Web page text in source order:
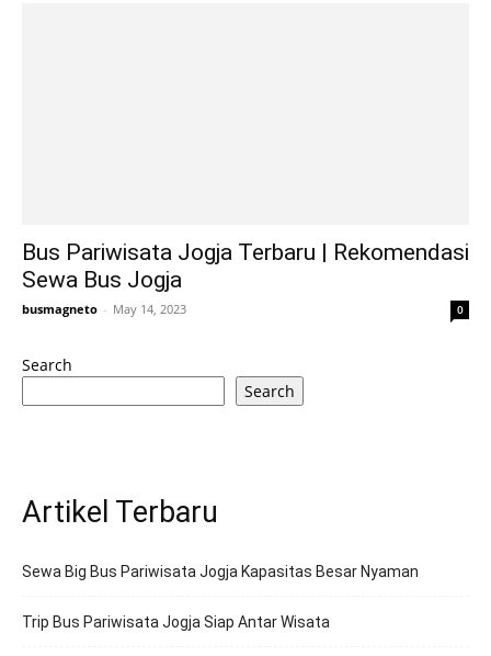
Bus Pariwisata Jogja Terbaru | Rekomendasi
Sewa Bus Jogja
busmagneto - May 14, 2023 0
Search
Search
Artikel Terbaru
Sewa Big Bus Pariwisata Jogja Kapasitas Besar Nyaman
Trip Bus Pariwisata Jogja Siap Antar Wisata